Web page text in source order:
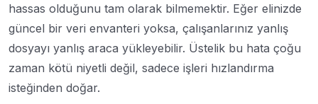
hassas olduğunu tam olarak bilmemektir. Eğer elinizde
güncel bir veri envanteri yoksa, çalışanlarınız yanlış
dosyayı yanlış araca yükleyebilir. Üstelik bu hata çoğu
zaman kötü niyetli değil, sadece işleri hızlandırma
isteğinden doğar.